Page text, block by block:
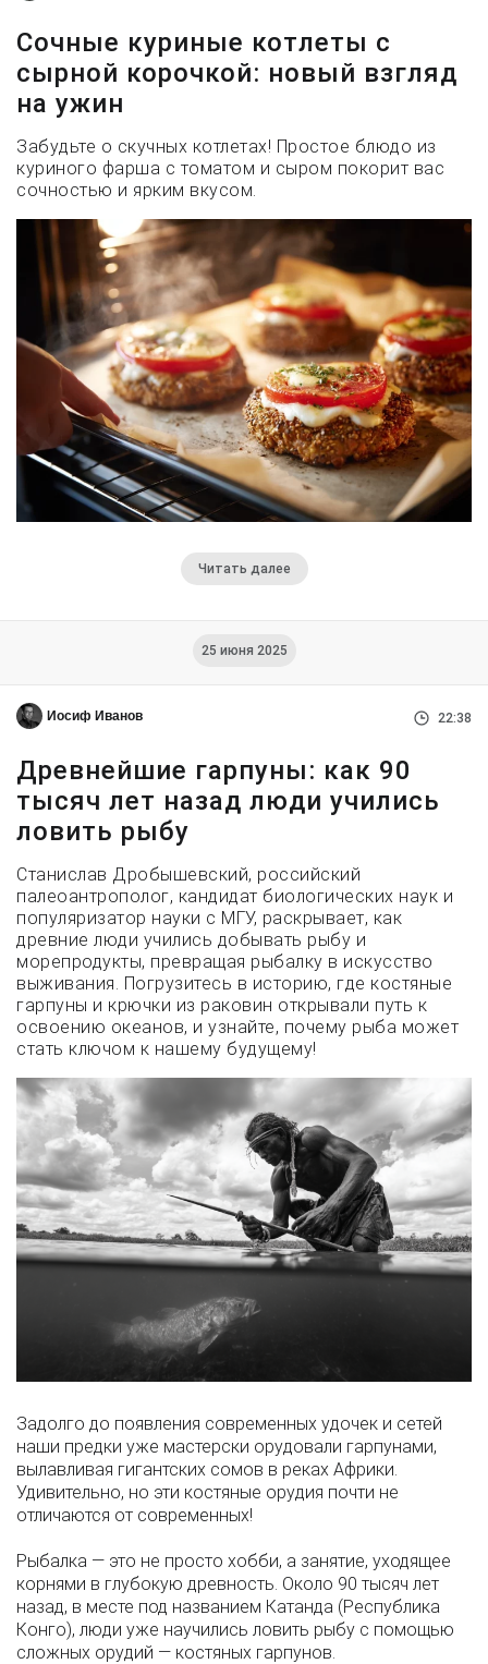
Сочные куриные котлеты с
сырной корочкой: новый взгляд
на ужин
Забудьте о скучных котлетах! Простое блюдо из
куриного фарша с томатом и сыром покорит вас
сочностью и ярким вкусом.
Читать далее
25 июня 2025
Иосиф Иванов 22:38
Древнейшие гарпуны: как 90
тысяч лет назад люди учились
ловить рыбу
Станислав Дробышевский, российский
палеоантрополог, кандидат биологических наук и
популяризатор науки с МГУ, раскрывает, как
древние люди учились добывать рыбу и
морепродукты, превращая рыбалку в искусство
выживания. Погрузитесь в историю, где костяные
гарпуны и крючки из раковин открывали путь к
освоению океанов, и узнайте, почему рыба может
стать ключом к нашему будущему!
Задолго до появления современных удочек и сетей
наши предки уже мастерски орудовали гарпунами,
вылавливая гигантских сомов в реках Африки.
Удивительно, но эти костяные орудия почти не
отличаются от современных!
Рыбалка — это не просто хобби, а занятие, уходящее
корнями в глубокую древность. Около 90 тысяч лет
назад, в месте под названием Катанда (Республика
Конго), люди уже научились ловить рыбу с помощью
сложных орудий — костяных гарпунов.